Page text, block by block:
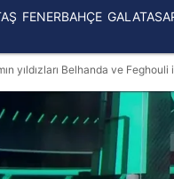
FENERBAHÇE
yıldızları Belhanda ve